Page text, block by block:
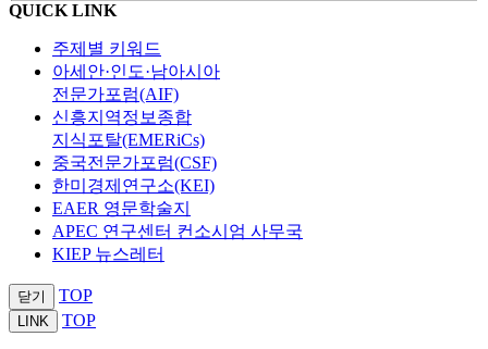
QUICK LINK
주제별 키워드
아세안·인도·남아시아
전문가포럼(AIF)
신흥지역정보종합
지식포탈(EMERiCs)
중국전문가포럼(CSF)
한미경제연구소(KEI)
EAER 영문학술지
APEC 연구센터 컨소시엄 사무국
KIEP 뉴스레터
닫기 TOP
LINK TOP